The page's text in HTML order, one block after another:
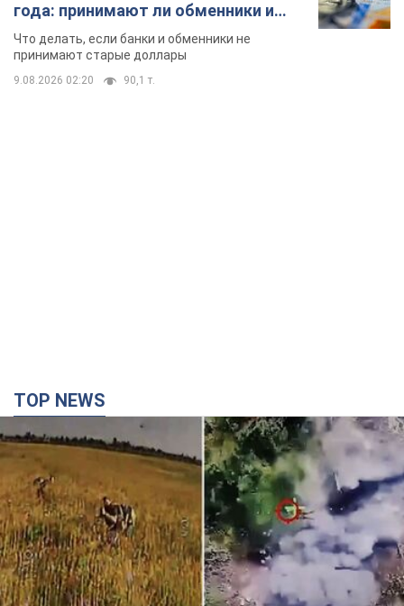
года: принимают ли обменники и
банки такие купюры
Что делать, если банки и обменники не
принимают старые доллары
9.08.2026 02:20 90,1 т.
TOP NEWS